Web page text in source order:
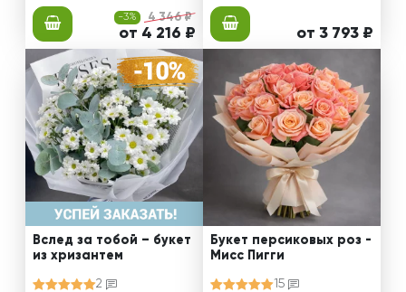
-3% 4 346 ₽
от 4 216 ₽ от 3 793 ₽
Вслед за тобой – букет
из хризантем
2
Букет персиковых роз -
Мисс Пигги
15